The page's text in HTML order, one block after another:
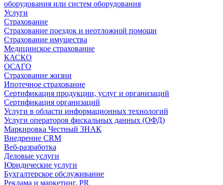
оборудования или систем оборудования
Услуги
Страхование
Страхование поездок и неотложной помощи
Страхование имущества
Медицинское страхование
КАСКО
ОСАГО
Страхование жизни
Ипотечное страхование
Сертификация продукции, услуг и организаций
Сертификация организаций
Услуги в области информационных технологий
Услуги операторов фискальных данных (ОФД)
Маркировка Честный ЗНАК
Внедрение CRM
Веб-разработка
Деловые услуги
Юридические услуги
Бухгалтерское обслуживание
Реклама и маркетинг, PR